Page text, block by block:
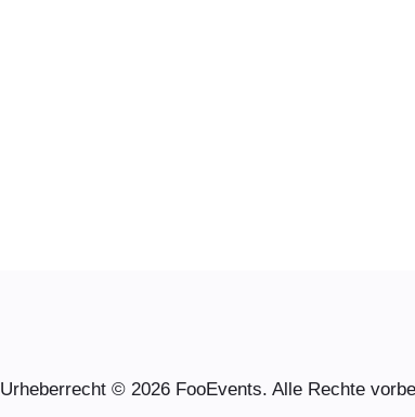
Urheberrecht © 2026 FooEvents. Alle Rechte